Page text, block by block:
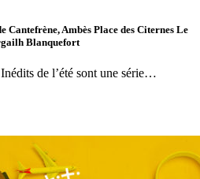
Ambès Place des Citernes Le
Blanquefort
de l’été sont une série…